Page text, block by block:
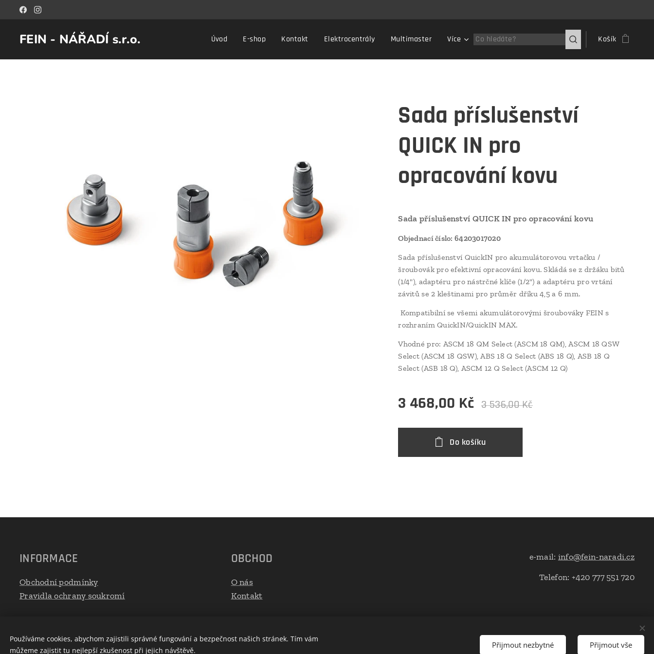
FEIN - NÁŘADÍ s.r.o. Úvod E-shop Kontakt Elektrocentrály Multimaster Více Košík
Sada příslušenství
QUICK IN pro
opracování kovu
Sada příslušenství QUICK IN pro opracování kovu
Objednací číslo: 64203017020
Sada příslušenství QuickIN pro akumulátorovou vrtačku /
šroubovák pro efektivní opracování kovu. Skládá se z držáku bitů
(1/4"), adaptéru pro nástrčné klíče (1/2") a adaptéru pro vrtání
závitů se 2 kleštinami pro průměr dříku 4,5 a 6 mm.
Kompatibilní se všemi akumulátorovými šroubováky FEIN s
rozhraním QuickIN/QuickIN MAX.
Vhodné pro: ASCM 18 QM Select (ASCM 18 QM), ASCM 18 QSW
Select (ASCM 18 QSW), ABS 18 Q Select (ABS 18 Q), ASB 18 Q
Select (ASB 18 Q), ASCM 12 Q Select (ASCM 12 Q)
3 468,00 Kč 3 536,00Kč
Do košíku
INFORMACE
Obchodní podmínky
Pravidla ochrany soukromí
OBCHOD
O nás
Kontakt
e-mail: info@fein-naradi.cz
Telefon: +420 777 551 720
Používáme cookies, abychom zajistili správné fungování a bezpečnost našich stránek. Tím vám
můžeme zajistit tu nejlepší zkušenost při jejich návštěvě.
Přijmout nezbytné Přijmout vše